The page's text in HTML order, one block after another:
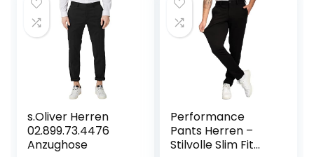
s.Oliver Herren
02.899.73.4476
Anzughose
Performance
Pants Herren –
Stilvolle Slim Fit